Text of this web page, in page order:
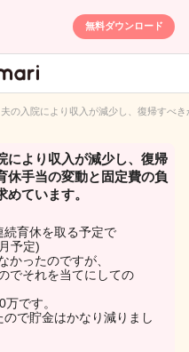
無料ダウンロード
名QA
の入院により収入が減少し、復帰すべ
により収入が減少し、復帰
休手当の変動と固定費の負
ています。
育休を取る予定で
予定)
かったのですが、
でそれを当てにしての
です。
で貯金はかなり減りまし